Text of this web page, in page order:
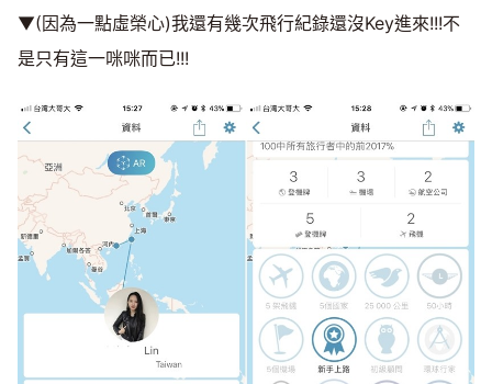
▼(因為一點虛榮心)我還有幾次飛行紀錄還沒Key進來!!!不
是只有這一咪咪而已!!!